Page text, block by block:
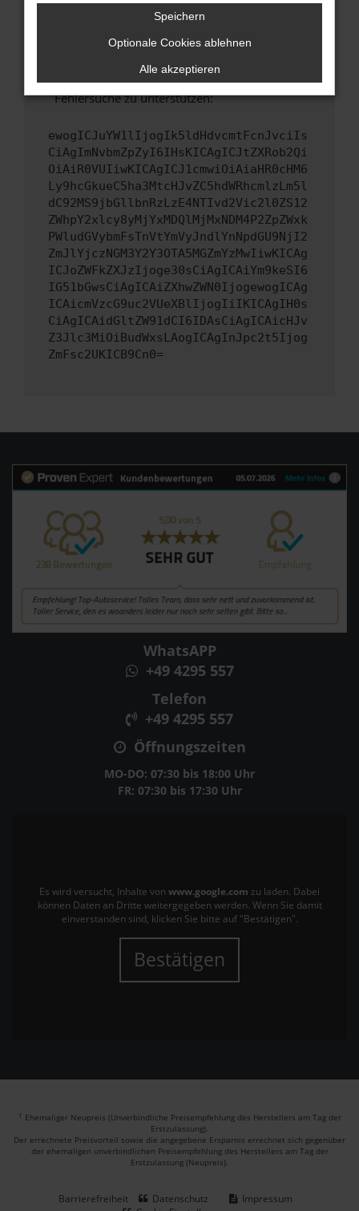
Wende dich an den Webseitenbetreiber.
Wenn du alle oben genannten Schritte versucht
hast, kontaktiere uns bitte. Wir werden
versuchen, das Problem zu beheben. Du kannst
uns diesen Text schicken, um uns bei der
Fehlersuche zu unterstützen:
ewogICJuYW1lIjogIk5ldHdvcmtFcnJvciIs
CiAgImNvbmZpZyI6IHsKICAgICJtZXRob2Qi
OiAiR0VUIiwKICAgICJ1cmwiOiAiaHR0cHM6
Ly9hcGkueC5ha3MtcHJvZC5hdWRhcmlzLm5l
dC92MS9jbGllbnRzLzE4NTIvd2Vic2l0ZS12
ZWhpY2xlcy8yMjYxMDQlMjMxNDM4P2ZpZWxk
PWludGVybmFsTnVtYmVyJndlYnNpdGU9NjI2
ZmJlYjczNGM3Y2Y3OTA5MGZmYzMwIiwKICAg
ICJoZWFkZXJzIjoge30sCiAgICAiYm9keSI6
IG51bGwsCiAgICAiZXhwZWN0IjogewogICAg
ICAicmVzcG9uc2VUeXBlIjogIiIKICAgIH0s
CiAgICAidGltZW91dCI6IDAsCiAgICAicHJv
Z3Jlc3MiOiBudWxsLAogICAgInJpc2t5Ijog
ZmFsc2UKICB9Cn0=
WhatsAPP
+49 4295 557
Telefon
+49 4295 557
Öffnungszeiten
MO-DO: 07:30 bis 18:00 Uhr
FR: 07:30 bis 17:30 Uhr
Es wird versucht, Inhalte von www.google.com zu laden. Dabei
können Daten an Dritte weitergegeben werden. Wenn Sie damit
einverstanden sind, klicken Sie bitte auf "Bestätigen".
Bestätigen
1 Ehemaliger Neupreis (Unverbindliche Preisempfehlung des Herstellers am Tag der
Erstzulassung).
Der errechnete Preisvorteil sowie die angegebene Ersparnis errechnet sich gegenüber
der ehemaligen unverbindlichen Preisempfehlung des Herstellers am Tag der
Erstzulassung (Neupreis).
Barrierefreiheit Datenschutz
Impressum
Speichern
Optionale Cookies ablehnen
Alle akzeptieren